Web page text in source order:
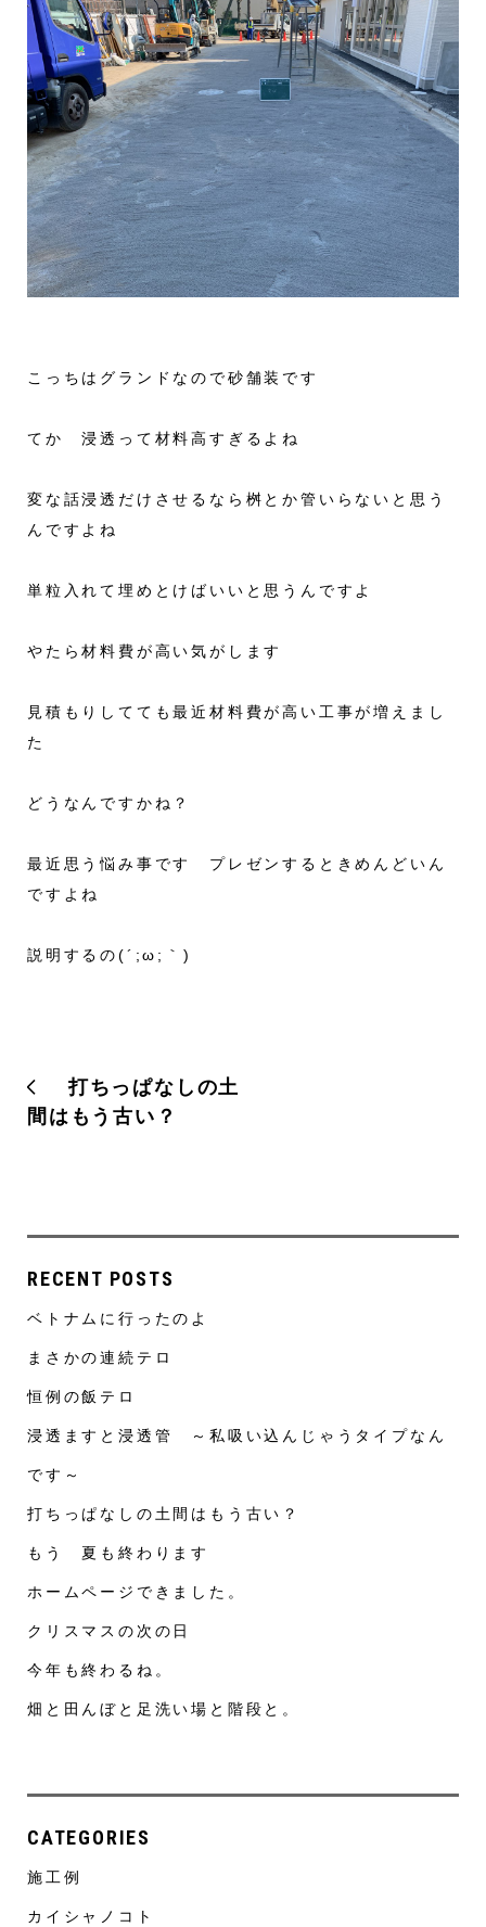
こっちはグランドなので砂舗装です
てか 浸透って材料高すぎるよね
変な話浸透だけさせるなら桝とか管いらないと思う
んですよね
単粒入れて埋めとけばいいと思うんですよ
やたら材料費が高い気がします
見積もりしてても最近材料費が高い工事が増えまし
た
どうなんですかね？
最近思う悩み事です プレゼンするときめんどいん
ですよね
説明するの(´;ω;｀)
打ちっぱなしの土
間はもう古い？
RECENT POSTS
ベトナムに行ったのよ
まさかの連続テロ
恒例の飯テロ
浸透ますと浸透管 ～私吸い込んじゃうタイプなん
です～
打ちっぱなしの土間はもう古い？
もう 夏も終わります
ホームページできました。
クリスマスの次の日
今年も終わるね。
畑と田んぼと足洗い場と階段と。
CATEGORIES
施工例
カイシャノコト